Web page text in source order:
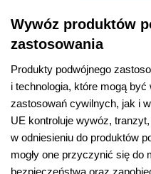
Wywóz produktów
zastosowania
Produkty podwójnego
i technologia, które mogą
zastosowań cywilnych, jak i
UE kontroluje wywóz,
w odniesieniu do produktów
mogły one przyczynić się do
bezpieczeństwa oraz